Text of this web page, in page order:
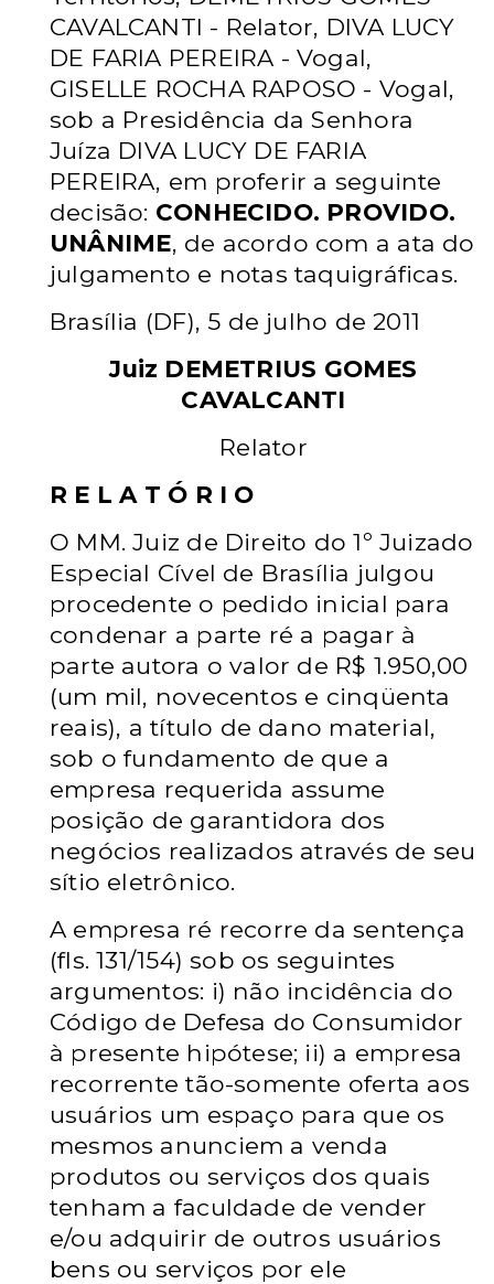
CAVALCANTI - Relator, DIVA LUCY
DE FARIA PEREIRA - Vogal,
GISELLE ROCHA RAPOSO - Vogal,
sob a Presidência da Senhora
Juíza DIVA LUCY DE FARIA
PEREIRA, em proferir a seguinte
decisão: CONHECIDO. PROVIDO.
UNÂNIME, de acordo com a ata do
julgamento e notas taquigráficas.
Brasília (DF), 5 de julho de 2011
Juiz DEMETRIUS GOMES
CAVALCANTI
Relator
R E L A T Ó R I O
O MM. Juiz de Direito do 1º Juizado
Especial Cível de Brasília julgou
procedente o pedido inicial para
condenar a parte ré a pagar à
parte autora o valor de R$ 1.950,00
(um mil, novecentos e cinqüenta
reais), a título de dano material,
sob o fundamento de que a
empresa requerida assume
posição de garantidora dos
negócios realizados através de seu
sítio eletrônico.
A empresa ré recorre da sentença
(fls. 131/154) sob os seguintes
argumentos: i) não incidência do
Código de Defesa do Consumidor
à presente hipótese; ii) a empresa
recorrente tão-somente oferta aos
usuários um espaço para que os
mesmos anunciem a venda
produtos ou serviços dos quais
tenham a faculdade de vender
e/ou adquirir de outros usuários
bens ou serviços por ele